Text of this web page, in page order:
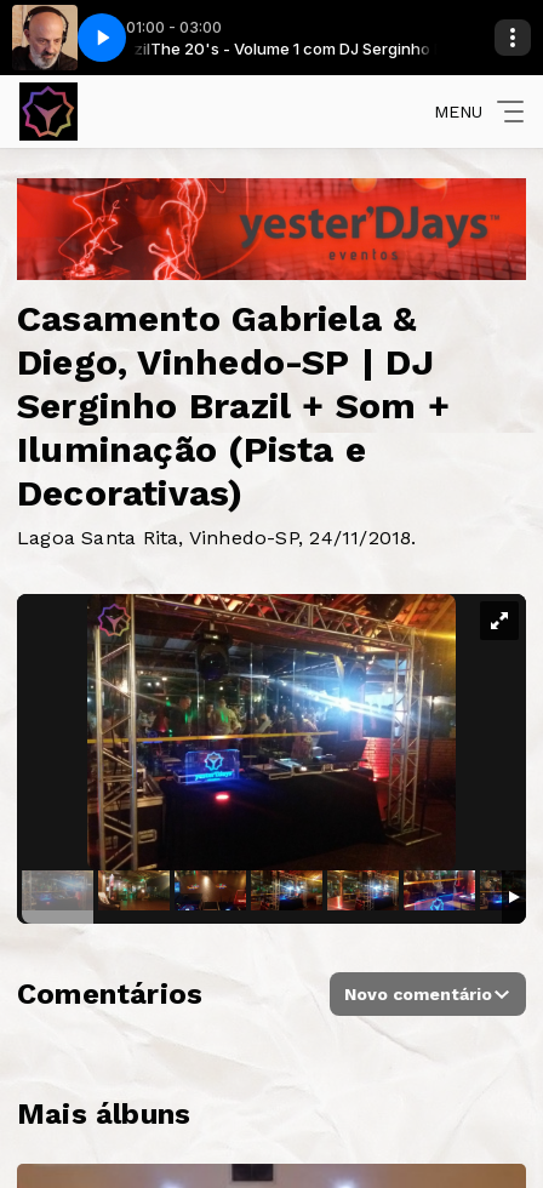
01:00 - 03:00
BrazilThe 20's - Volume 1 com DJ Serginho Brazil
Coldplay - Viva La Vida (Club Remix)
Deep_House_Lounge
MENU
Casamento Gabriela &
Diego, Vinhedo-SP | DJ
Serginho Brazil + Som +
Iluminação (Pista e
Decorativas)
Lagoa Santa Rita, Vinhedo-SP, 24/11/2018.
Mais álbuns
Comentários Novo comentário